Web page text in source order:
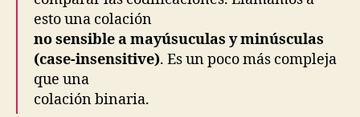
esto una colación
no sensible a mayúsuculas y minúsculas
(case-insensitive). Es un poco más compleja
que una
colación binaria.